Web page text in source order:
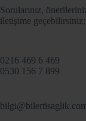
Sorularınız,
iletişime geçebilirsiniz;
0216 469 6 469
0530 156 7 899